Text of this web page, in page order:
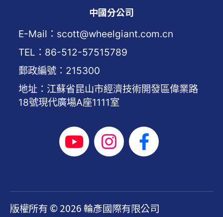
中國分公司
E-Mail：scott@wheelgiant.com.cn
TEL：86-512-57515789
郵政編號：215300
地址：江蘇省昆山市經濟技術開發區偉業路
18號現代廣場A座1111室
版權所有 © 2026 輪彥國際有限公司